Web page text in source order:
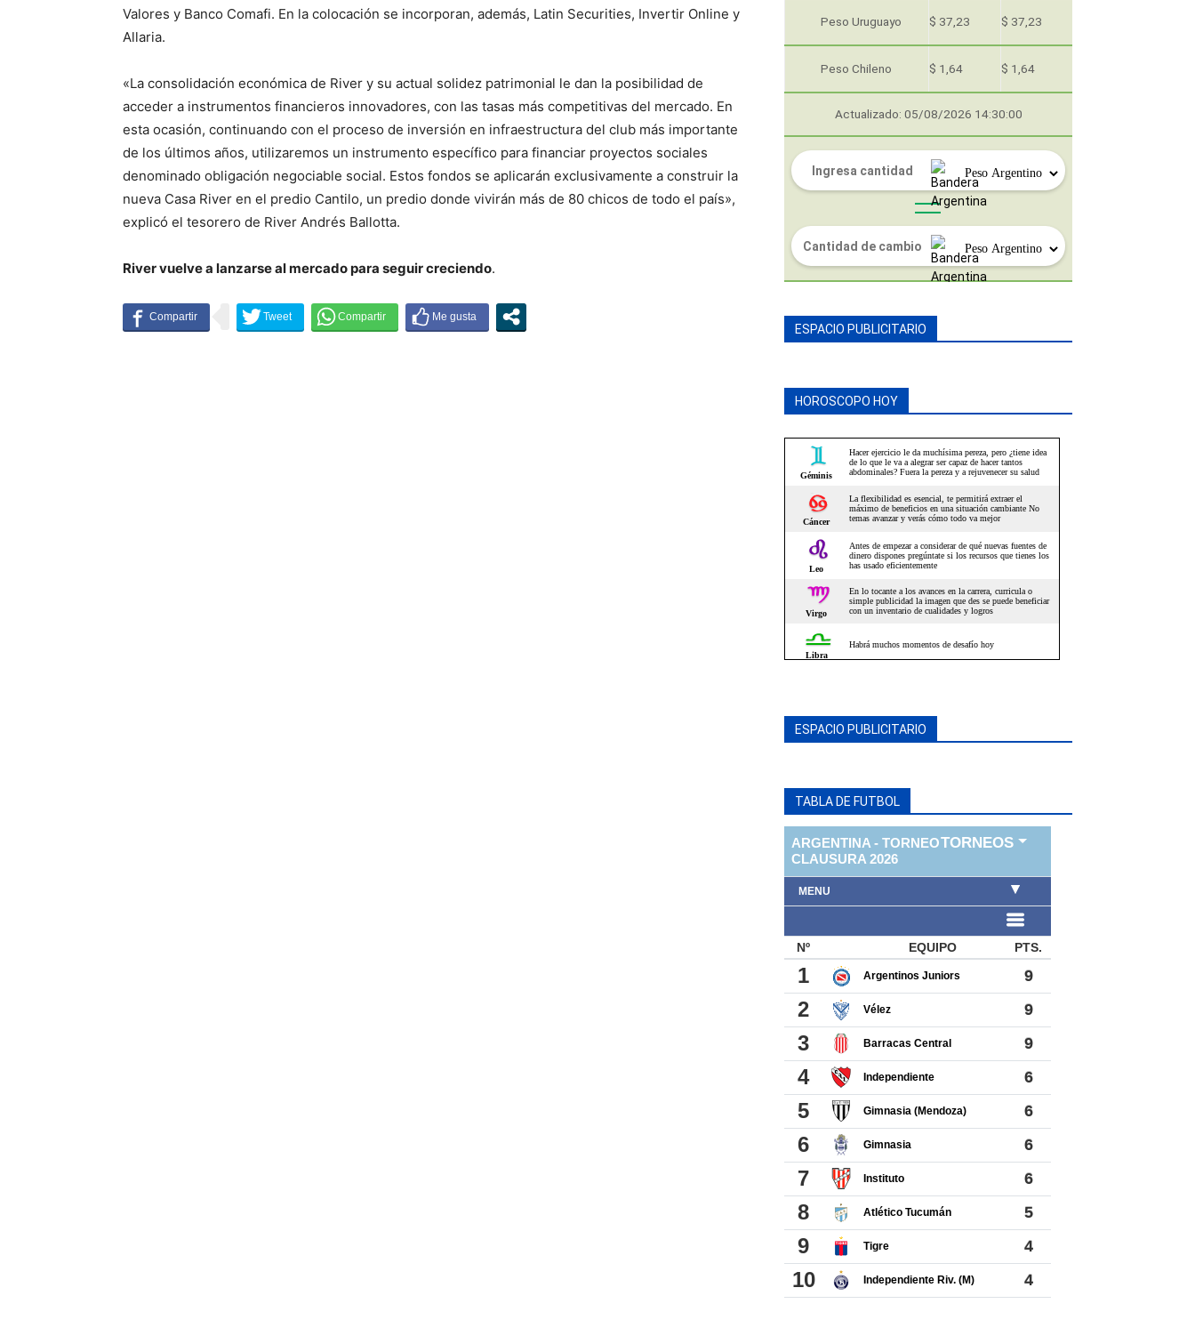
Valores y Banco Comafi. En la colocación se incorporan, además, Latin Securities, Invertir Online y
Allaria.
«La consolidación económica de River y su actual solidez patrimonial le dan la posibilidad de
acceder a instrumentos financieros innovadores, con las tasas más competitivas del mercado. En
esta ocasión, continuando con el proceso de inversión en infraestructura del club más importante
de los últimos años, utilizaremos un instrumento específico para financiar proyectos sociales
denominado obligación negociable social. Estos fondos se aplicarán exclusivamente a construir la
nueva Casa River en el predio Cantilo, un predio donde vivirán más de 80 chicos de todo el país»,
explicó el tesorero de River Andrés Ballotta.
River vuelve a lanzarse al mercado para seguir creciendo.
Peso Uruguayo $ 37,23 $ 37,23
Peso Chileno $ 1,64 $ 1,64
Actualizado: 05/08/2026 14:30:00
ESPACIO PUBLICITARIO
HOROSCOPO HOY
ESPACIO PUBLICITARIO
TABLA DE FUTBOL